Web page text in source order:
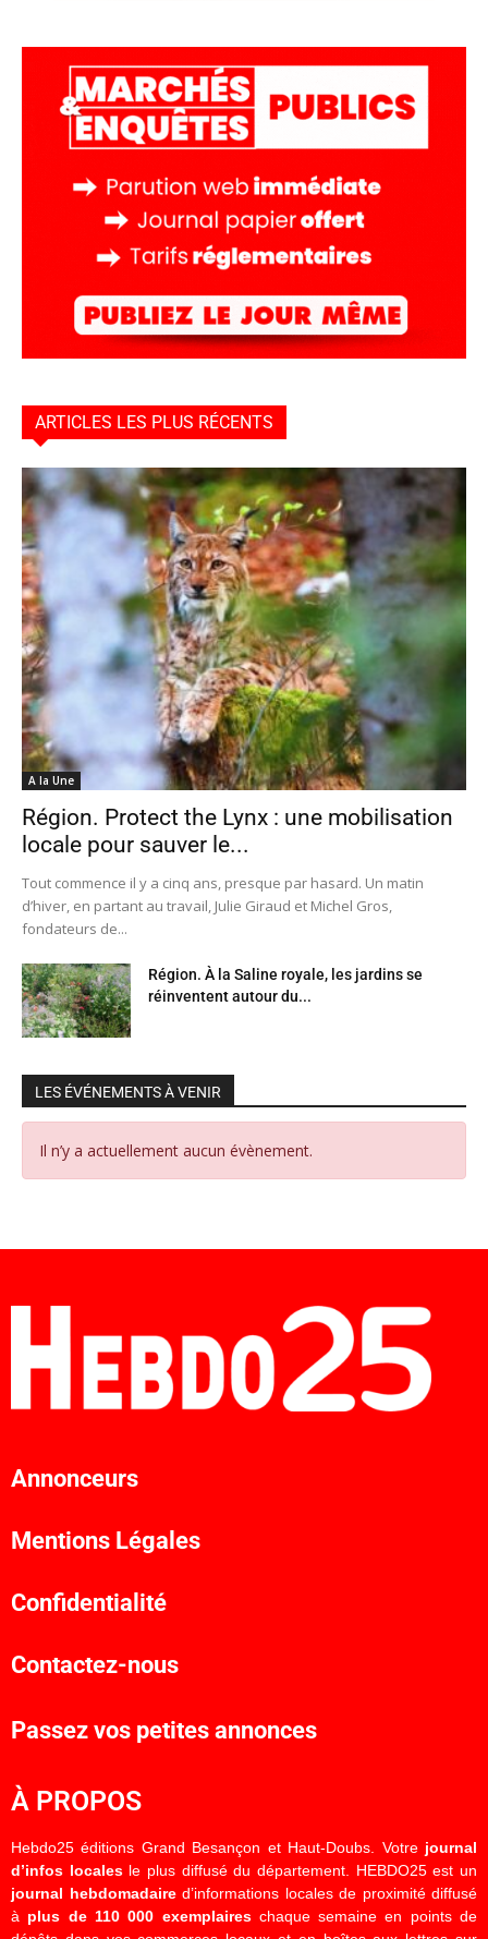
ARTICLES LES PLUS RÉCENTS
A la Une
Région. Protect the Lynx : une mobilisation
locale pour sauver le...
Tout commence il y a cinq ans, presque par hasard. Un matin
d’hiver, en partant au travail, Julie Giraud et Michel Gros,
fondateurs de...
Région. À la Saline royale, les jardins se
réinventent autour du...
LES ÉVÉNEMENTS À VENIR
Il n’y a actuellement aucun évènement.
Annonceurs
Mentions Légales
Confidentialité
Contactez-nous
Passez vos petites annonces
À PROPOS
Hebdo25 éditions Grand Besançon et Haut-Doubs. Votre journal
d’infos localesle plus diffusé du département. HEBDO25 est un
journal hebdomadaired’informations locales de proximité diffusé
à plus de 110 000 exemplaireschaque semaine en points de